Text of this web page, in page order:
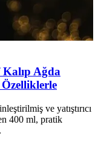
Ağda
Özelliklerle
ve yatıştırıcı
400 ml, pratik